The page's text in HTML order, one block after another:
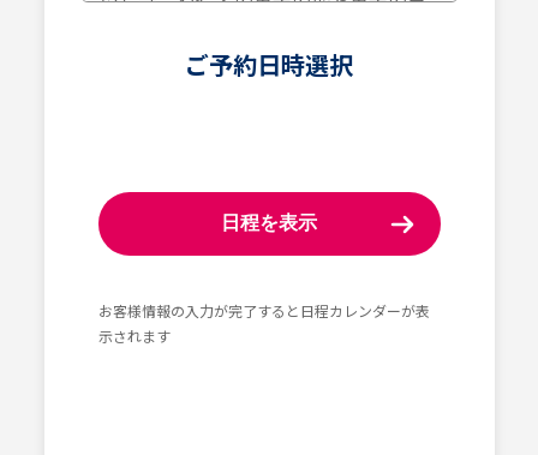
ご予約日時選択​
日程を表示
お客様情報の入力が完了すると日程カレンダーが表
示されます